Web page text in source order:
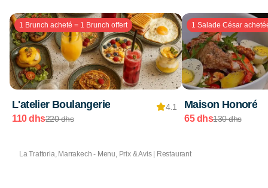
1 Brunch acheté = 1 Brunch offert
L'atelier Boulangerie 4.1
110 dhs220 dhs
1 Salade César
Maison Honoré
65 dhs130 dhs
La Trattoria, Marrakech - Menu, Prix & Avis | Restaurant